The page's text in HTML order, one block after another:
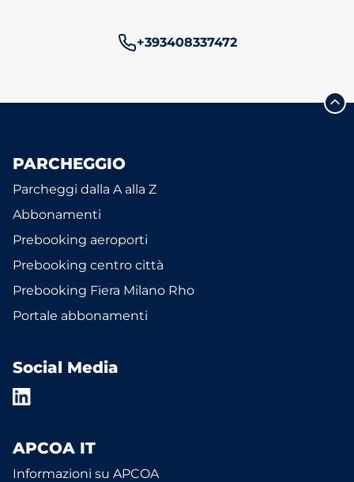
Numero di telefono:
+393408337472
PARCHEGGIO
Parcheggi dalla A alla Z
Abbonamenti
Prebooking aeroporti
Prebooking centro città
Prebooking Fiera Milano Rho
Portale abbonamenti
Social Media
APCOA IT
Informazioni su APCOA